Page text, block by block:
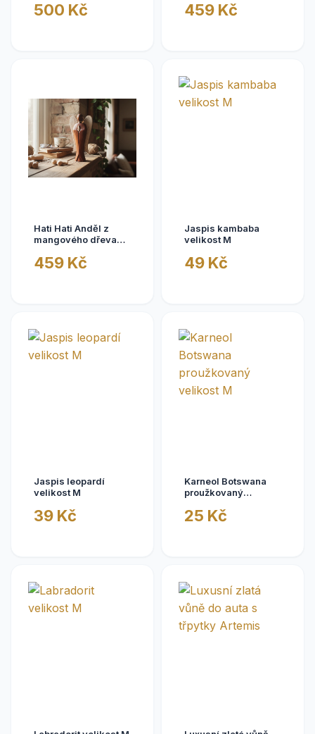
500 Kč 459 Kč
Hati Hati Anděl z
mangového dřeva
459 Kč
Jaspis kambaba
velikost M
49 Kč
Jaspis leopardí
velikost M
39 Kč
Karneol Botswana
proužkovaný
25 Kč